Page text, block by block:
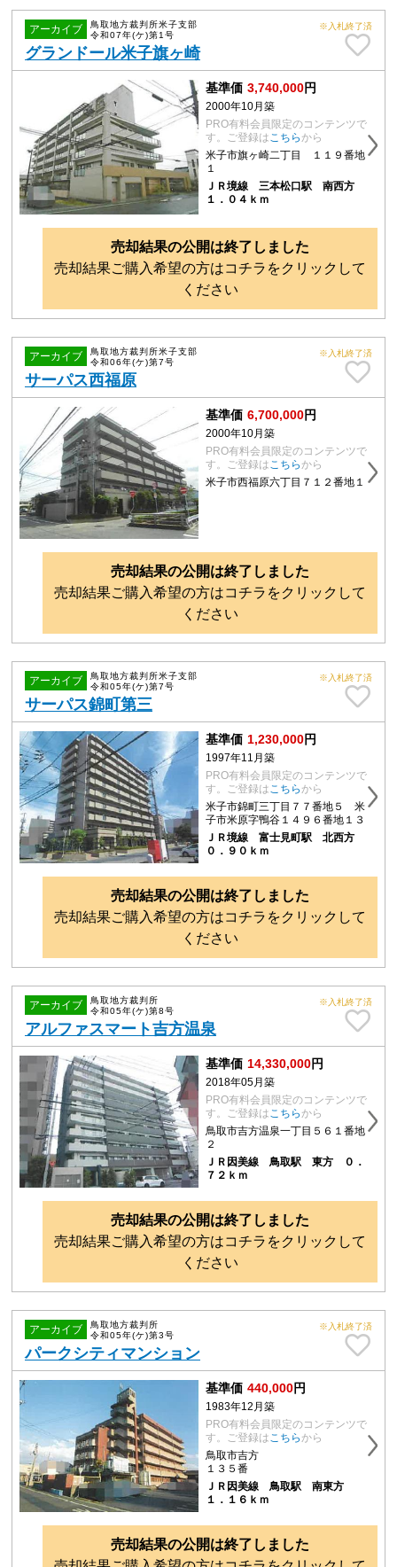
アーカイブ
鳥取地方裁判所米子支部
令和07年(ケ)第1号
グランドール米子旗ヶ崎
※入札終了済
基準価 3,740,000円
2000年10月築
PRO有料会員限定のコンテンツで
す。ご登録は こちら から
米子市旗ヶ崎二丁目 １１９番地
１
ＪＲ境線 三本松口駅 南西方
１．０４ｋｍ
売却結果の公開は終了しました
売却結果ご購入希望の方はコチラをクリックして
ください
アーカイブ
鳥取地方裁判所米子支部
令和06年(ケ)第7号
サーパス西福原
※入札終了済
基準価 6,700,000円
2000年10月築
PRO有料会員限定のコンテンツで
す。ご登録はこちら から
米子市西福原六丁目７１２番地１
売却結果の公開は終了しました
売却結果ご購入希望の方はコチラをクリックして
ください
アーカイブ
鳥取地方裁判所米子支部
令和05年(ケ)第7号
サーパス錦町第三
※入札終了済
基準価 1,230,000円
1997年11月築
PRO有料会員限定のコンテンツで
す。ご登録はこちら から
米子市錦町三丁目７７番地５ 米
子市米原字鴨谷１４９６番地１３
ＪＲ境線 富士見町駅 北西方
０．９０ｋｍ
売却結果の公開は終了しました
売却結果ご購入希望の方はコチラをクリックして
ください
アーカイブ
鳥取地方裁判所
令和05年(ケ)第8号
アルファスマート吉方温泉
※入札終了済
基準価 14,330,000円
2018年05月築
PRO有料会員限定のコンテンツで
す。ご登録はこちら から
鳥取市吉方温泉一丁目５６１番地
２
ＪＲ因美線 鳥取駅 東方 ０．
７２ｋｍ
売却結果の公開は終了しました
売却結果ご購入希望の方はコチラをクリックして
ください
アーカイブ
鳥取地方裁判所
令和05年(ケ)第3号
パークシティマンション
※入札終了済
基準価 440,000円
1983年12月築
PRO有料会員限定のコンテンツで
す。ご登録は こちら から
鳥取市吉方
１３５番
ＪＲ因美線 鳥取駅 南東方
１．１６ｋｍ
売却結果の公開は終了しました